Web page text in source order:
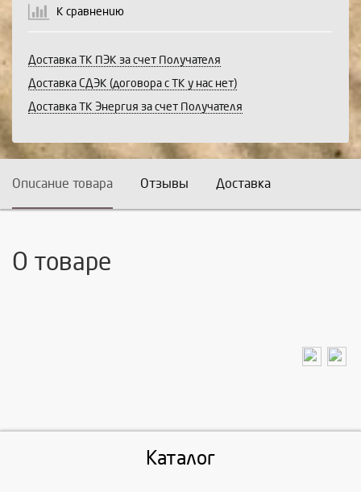
К сравнению
Доставка ТК ПЭК за счет Получателя
Доставка СДЭК (договора с ТК у нас нет)
Доставка ТК Энергия за счет Получателя
Описание товара Отзывы Доставка
О товаре
Каталог